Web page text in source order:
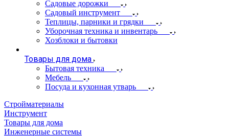
Садовые дорожки
Садовый инструмент
Теплицы, парники и грядки
Уборочная техника и инвентарь
Хозблоки и бытовки
Товары для дома
Бытовая техника
Мебель
Посуда и кухонная утварь
Стройматериалы
Инструмент
Товары для дома
Инженерные системы